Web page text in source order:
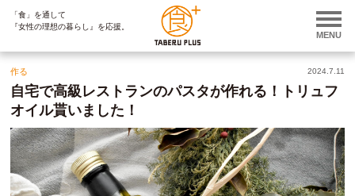
「食」を通して
『女性の理想の暮らし』を応援。
MENU
作る 2024.7.11
自宅で高級レストランのパスタが作れる！トリュフ
オイル貰いました！